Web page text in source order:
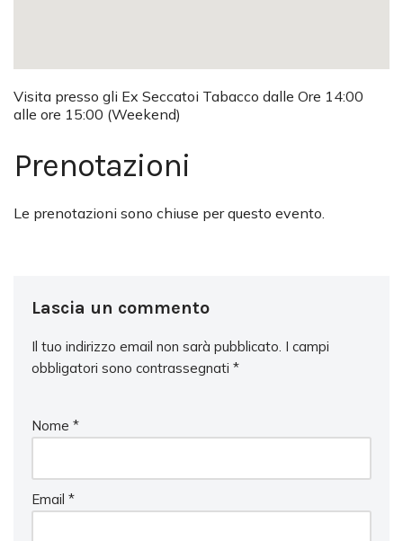
Visita presso gli Ex Seccatoi Tabacco dalle Ore 14:00
alle ore 15:00 (Weekend)
Prenotazioni
Le prenotazioni sono chiuse per questo evento.
Lascia un commento
Il tuo indirizzo email non sarà pubblicato. I campi
obbligatori sono contrassegnati *
Nome *
Email *